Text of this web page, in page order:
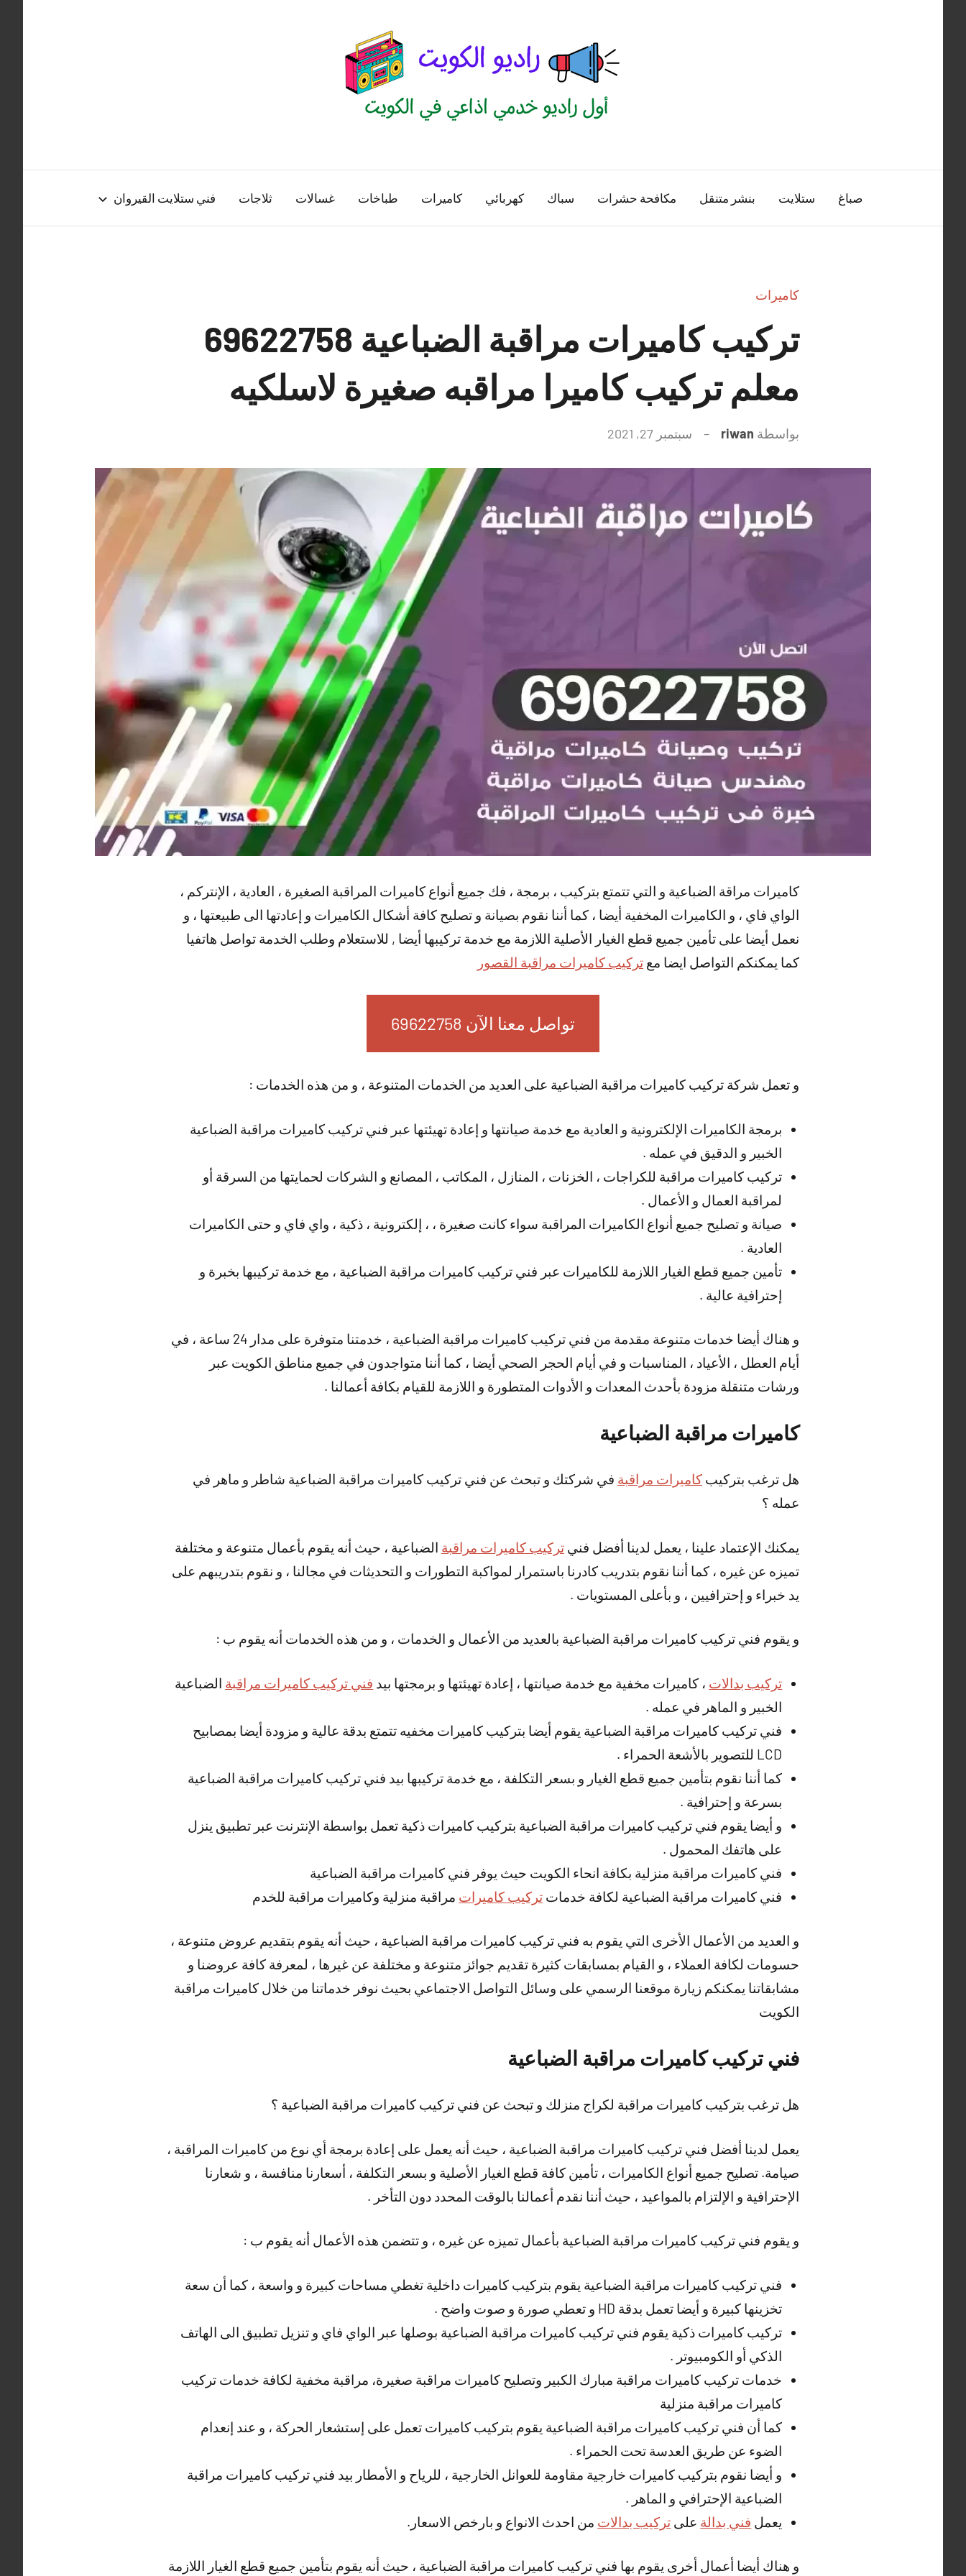
الكويت
منصة
اذاعية
صباغ ستلايت بنشر متنقل مكافحة حشرات سباك كهربائي كاميرات طباخات غسالات ثلاجات فني ستلايت القيروان
كاميرات
تركيب كاميرات مراقبة الضباعية 69622758
معلم تركيب كاميرا مراقبه صغيرة لاسلكيه
بواسطة riwan سبتمبر 27, 2021
كاميرات مراقة الضباعية و التي تتمتع بتركيب ، برمجة ، فك جميع أنواع كاميرات المراقبة الصغيرة ، العادية ، الإنتركم ،
الواي فاي ، و الكاميرات المخفية أيضا ، كما أننا نقوم بصيانة و تصليح كافة أشكال الكاميرات و إعادتها الى طبيعتها ، و
نعمل أيضا على تأمين جميع قطع الغيار الأصلية اللازمة مع خدمة تركيبها أيضا , للاستعلام وطلب الخدمة تواصل هاتفيا
كما يمكنكم التواصل ايضا مع تركيب كاميرات مراقبة القصور
تواصل معنا الآن 69622758
و تعمل شركة تركيب كاميرات مراقبة الضباعية على العديد من الخدمات المتنوعة ، و من هذه الخدمات :
برمجة الكاميرات الإلكترونية و العادية مع خدمة صيانتها و إعادة تهيئتها عبر فني تركيب كاميرات مراقبة الضباعية
الخبير و الدقيق في عمله .
تركيب كاميرات مراقبة للكراجات ، الخزنات ، المنازل ، المكاتب ، المصانع و الشركات لحمايتها من السرقة أو
لمراقبة العمال و الأعمال .
صيانة و تصليح جميع أنواع الكاميرات المراقبة سواء كانت صغيرة ، ، إلكترونية ، ذكية ، واي فاي و حتى الكاميرات
العادية .
تأمين جميع قطع الغيار اللازمة للكاميرات عبر فني تركيب كاميرات مراقبة الضباعية ، مع خدمة تركيبها بخبرة و
إحترافية عالية .
و هناك أيضا خدمات متنوعة مقدمة من فني تركيب كاميرات مراقبة الضباعية ، خدمتنا متوفرة على مدار 24 ساعة ، في
أيام العطل ، الأعياد ، المناسبات و في أيام الحجر الصحي أيضا ، كما أننا متواجدون في جميع مناطق الكويت عبر
ورشات متنقلة مزودة بأحدث المعدات و الأدوات المتطورة و اللازمة للقيام بكافة أعمالنا .
كاميرات مراقبة الضباعية
هل ترغب بتركيب كاميرات مراقبة في شركتك و تبحث عن فني تركيب كاميرات مراقبة الضباعية شاطر و ماهر في
عمله ؟
يمكنك الإعتماد علينا ، يعمل لدينا أفضل فني تركيب كاميرات مراقبة الضباعية ، حيث أنه يقوم بأعمال متنوعة و مختلفة
تميزه عن غيره ، كما أننا نقوم بتدريب كادرنا باستمرار لمواكبة التطورات و التحديثات في مجالنا ، و نقوم بتدريبهم على
يد خبراء و إحترافيين ، و بأعلى المستويات .
و يقوم فني تركيب كاميرات مراقبة الضباعية بالعديد من الأعمال و الخدمات ، و من هذه الخدمات أنه يقوم ب :
تركيب بدالات ، كاميرات مخفية مع خدمة صيانتها ، إعادة تهيئتها و برمجتها بيد فني تركيب كاميرات مراقبة الضباعية
الخبير و الماهر في عمله .
فني تركيب كاميرات مراقبة الضباعية يقوم أيضا بتركيب كاميرات مخفيه تتمتع بدقة عالية و مزودة أيضا بمصابيح
LCD للتصوير بالأشعة الحمراء .
كما أننا نقوم بتأمين جميع قطع الغيار و بسعر التكلفة ، مع خدمة تركيبها بيد فني تركيب كاميرات مراقبة الضباعية
بسرعة و إحترافية .
و أيضا يقوم فني تركيب كاميرات مراقبة الضباعية بتركيب كاميرات ذكية تعمل بواسطة الإنترنت عبر تطبيق ينزل
على هاتفك المحمول .
فني كاميرات مراقبة منزلية بكافة انحاء الكويت حيث يوفر فني كاميرات مراقبة الضباعية
فني كاميرات مراقبة الضباعية لكافة خدمات تركيب كاميرات مراقبة منزلية وكاميرات مراقبة للخدم
و العديد من الأعمال الأخرى التي يقوم به فني تركيب كاميرات مراقبة الضباعية ، حيث أنه يقوم بتقديم عروض متنوعة ،
حسومات لكافة العملاء ، و القيام بمسابقات كثيرة تقديم جوائز متنوعة و مختلفة عن غيرها ، لمعرفة كافة عروضنا و
مشابقاتنا يمكنكم زيارة موقعنا الرسمي على وسائل التواصل الاجتماعي بحيث نوفر خدماتنا من خلال كاميرات مراقبة
الكويت
فني تركيب كاميرات مراقبة الضباعية
هل ترغب بتركيب كاميرات مراقبة لكراج منزلك و تبحث عن فني تركيب كاميرات مراقبة الضباعية ؟
يعمل لدينا أفضل فني تركيب كاميرات مراقبة الضباعية ، حيث أنه يعمل على إعادة برمجة أي نوع من كاميرات المراقبة ،
صيامة. تصليح جميع أنواع الكاميرات ، تأمين كافة قطع الغيار الأصلية و بسعر التكلفة ، أسعارنا منافسة ، و شعارنا
الإحترافية و الإلتزام بالمواعيد ، حيث أننا نقدم أعمالنا بالوقت المحدد دون التأخر .
و يقوم فني تركيب كاميرات مراقبة الضباعية بأعمال تميزه عن غيره ، و تتضمن هذه الأعمال أنه يقوم ب :
فني تركيب كاميرات مراقبة الضباعية يقوم بتركيب كاميرات داخلية تغطي مساحات كبيرة و واسعة ، كما أن سعة
تخزينها كبيرة و أيضا تعمل بدقة HD و تعطي صورة و صوت واضح .
تركيب كاميرات ذكية يقوم فني تركيب كاميرات مراقبة الضباعية بوصلها عبر الواي فاي و تنزيل تطبيق الى الهاتف
الذكي أو الكومبيوتر .
خدمات تركيب كاميرات مراقبة مبارك الكبير وتصليح كاميرات مراقبة صغيرة، مراقبة مخفية لكافة خدمات تركيب
كاميرات مراقبة منزلية
كما أن فني تركيب كاميرات مراقبة الضباعية يقوم بتركيب كاميرات تعمل على إستشعار الحركة ، و عند إنعدام
الضوء عن طريق العدسة تحت الحمراء .
و أيضا نقوم بتركيب كاميرات خارجية مقاومة للعوانل الخارجية ، للرياح و الأمطار بيد فني تركيب كاميرات مراقبة
الضباعية الإحترافي و الماهر .
يعمل فني بدالة على تركيب بدالات من احدث الانواع و بارخص الاسعار.
و هناك أيضا أعمال أخرى يقوم بها فني تركيب كاميرات مراقبة الضباعية ، حيث أنه يقوم بتأمين جميع قطع الغيار اللازمة